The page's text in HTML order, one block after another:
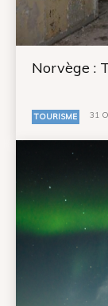
Norvège :
TOURISME 31